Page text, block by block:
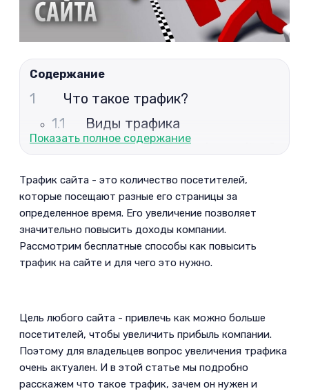
Содержание
1
Что такое трафик?
1.1
Виды трафика
1.2
Как повысить трафик сайта?
Какой трафик на сайт вам
нужен?
2.1
Как определить уровень
посещаемости
2.2
Как определяется качество
Способы увеличения трафика на
сайт бесплатно
3.1
Привлечение трафика из
социальных сетей
Показать полное содержание
Трафик сайта - это количество посетителей,
которые посещают разные его страницы за
определенное время. Его увеличение позволяет
значительно повысить доходы компании.
Рассмотрим бесплатные способы как повысить
трафик на сайте и для чего это нужно.
Цель любого сайта - привлечь как можно больше
посетителей, чтобы увеличить прибыль компании.
Поэтому для владельцев вопрос увеличения трафика
очень актуален. И в этой статье мы подробно
расскажем что такое трафик, зачем он нужен и